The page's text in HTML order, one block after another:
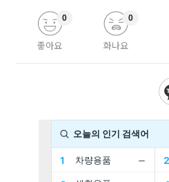
좋아요
0
화나요
0